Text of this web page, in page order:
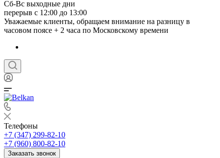
Сб-Вс выходные дни
перерыв с 12:00 до 13:00
Уважаемые клиенты, обращаем внимание на разницу в
часовом поясе + 2 часа по Московскому времени
Телефоны
+7 (347) 299-82-10
+7 (960) 800-82-10
Заказать звонок